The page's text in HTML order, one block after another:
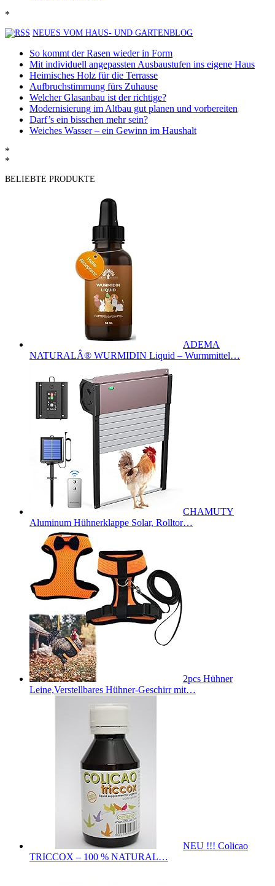
*
NEUES VOM HAUS- UND GARTENBLOG
So kommt der Rasen wieder in Form
Mit individuell angepassten Ausbaustufen ins eigene Haus
Heimisches Holz für die Terrasse
Aufbruchstimmung fürs Zuhause
Welcher Glasanbau ist der richtige?
Modernisierung im Altbau gut planen und vorbereiten
Darf’s ein bisschen mehr sein?
Weiches Wasser – ein Gewinn im Haushalt
*
*
BELIEBTE PRODUKTE
ADEMA
NATURALÂ® WURMIDIN Liquid – Wurmmittel…
CHAMUTY
Aluminum Hühnerklappe Solar, Rolltor…
2pcs Hühner
Leine,Verstellbares Hühner-Geschirr mit…
NEU !!! Colicao
TRICCOX – 100 % NATURAL…